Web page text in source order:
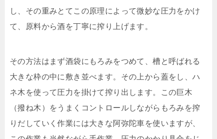
し、その重みとてこの原理によって微妙な圧力をかけ
て、原料から酒を丁寧に搾り上げます。
その方法はまず酒袋にもろみをつめて、槽と呼ばれる
大きな枠の中に敷き並べます。その上から蓋をし、ハ
ネ木を使って圧力を掛けて搾り出します。この巨木
（撥ね木）をうまくコントロールしながらもろみを搾
りだしていく作業には大きな阿弥陀車を使いますが、